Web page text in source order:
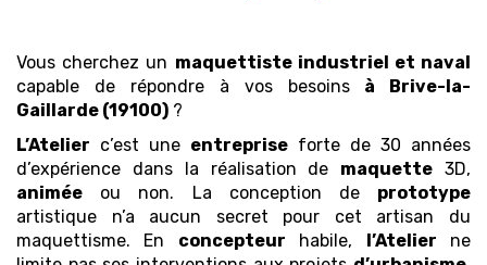
Vous cherchez un maquettiste industriel et naval
capable de répondre à vos besoins
à Brive-la-
Gaillarde (19100) ?
L’Atelier c’est une entreprise forte de 30 années
d’expérience dans la réalisation de maquette 3D,
animée ou non. La conception de prototype
artistique n’a aucun secret pour cet artisan du
maquettisme. En concepteur habile, l’Atelier ne